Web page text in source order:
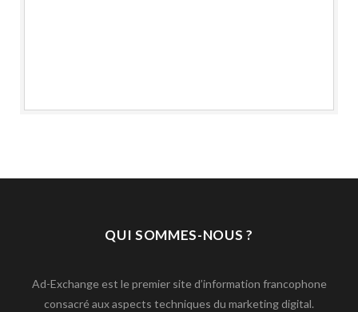
QUI SOMMES-NOUS ?
Ad-Exchange est le premier site d’information francophone
consacré aux aspects techniques du marketing digital.